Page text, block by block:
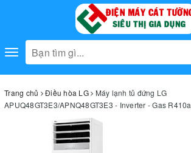
Toggle
navigation
Trang chủ Điều hòa LG
Máy lạnh tủ đứng LG
APUQ48GT3E3/APNQ48GT3E3 - Inverter - Gas R410a